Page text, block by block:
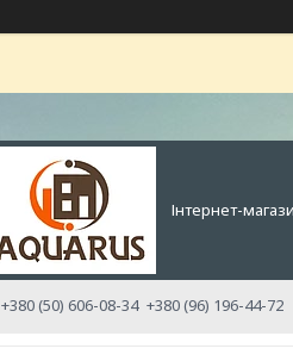
Інтернет-
+380 (50) 606-08-34 +380 (96) 196-44-72